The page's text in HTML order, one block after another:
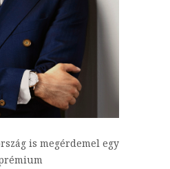
is megérdemel egy